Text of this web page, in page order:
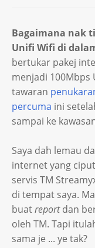
Bagaimana nak
Unifi Wifi di
bertukar pakej
menjadi 100Mbps
tawaran
percuma ini
sampai ke
Saya dah lemau
internet yang
servis TM
di tempat saya.
buatreportdan
oleh TM. Tapi
sama je ... ye tak?